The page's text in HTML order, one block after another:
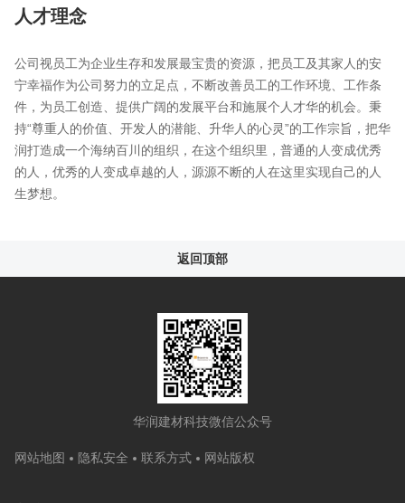
人才理念
公司视员工为企业生存和发展最宝贵的资源，把员工及其家人的安
宁幸福作为公司努力的立足点，不断改善员工的工作环境、工作条
件，为员工创造、提供广阔的发展平台和施展个人才华的机会。秉
持“尊重人的价值、开发人的潜能、升华人的心灵”的工作宗旨，把华
润打造成一个海纳百川的组织，在这个组织里，普通的人变成优秀
的人，优秀的人变成卓越的人，源源不断的人在这里实现自己的人
生梦想。
返回顶部
华润建材科技微信公众号
网站地图 隐私安全 联系方式 网站版权